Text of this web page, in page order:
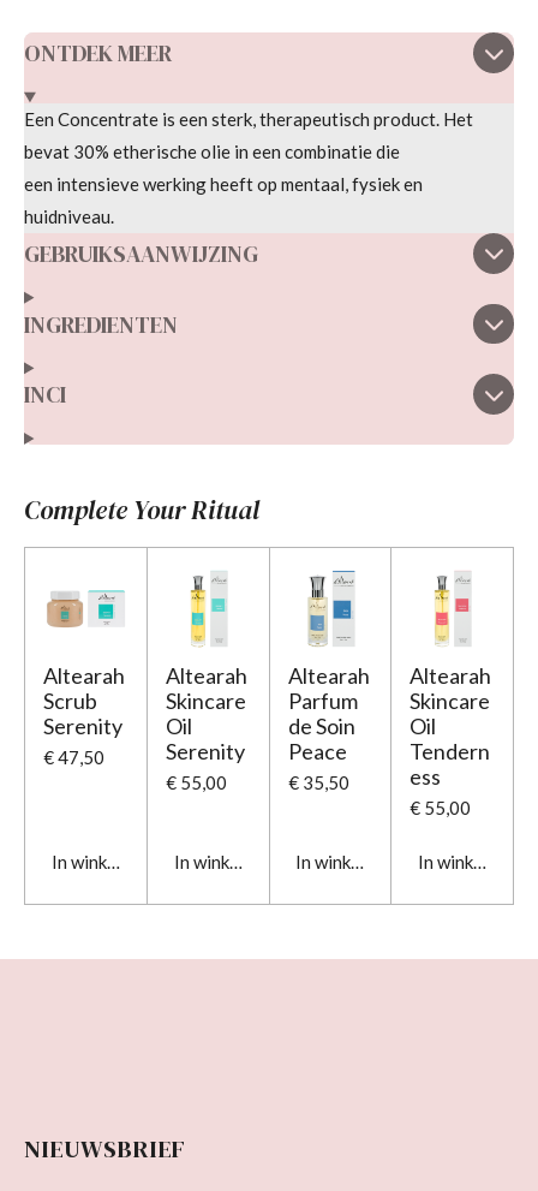
ONTDEK MEER
Een Concentrate is een sterk, therapeutisch product. Het
bevat 30% etherische olie in een combinatie die
een intensieve werking heeftop mentaal, fysiek en
huidniveau.
GEBRUIKSAANWIJZING
INGREDIENTEN
INCI
Complete Your Ritual
Altearah
Scrub
Serenity
€ 47,50
In winkelwagen
Altearah
Skincare
Oil
Serenity
€ 55,00
In winkelwagen
Altearah
Parfum
de Soin
Peace
€ 35,50
In winkelwagen
Altearah
Skincare
Oil
Tendern
ess
€ 55,00
In
NIEUWSBRIEF